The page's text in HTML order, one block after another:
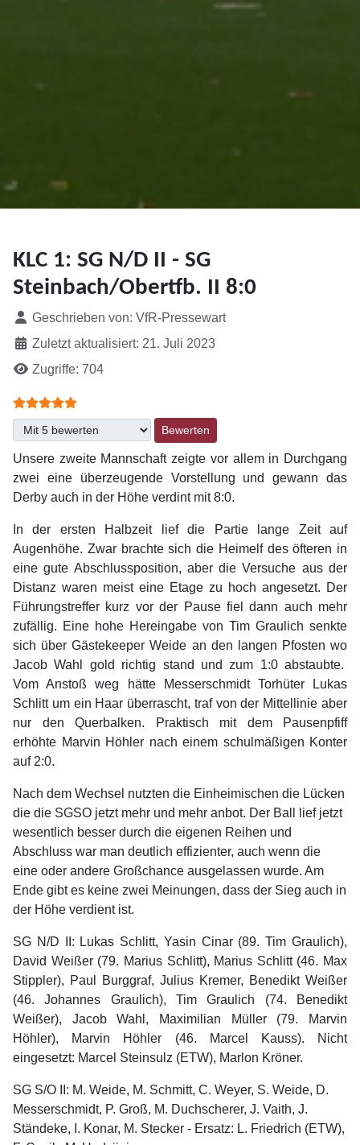
KLC 1: SG N/D II - SG
Steinbach/Obertfb. II 8:0
Details
Geschrieben von: VfR-Pressewart
Zuletzt aktualisiert: 21. Juli 2023
Zugriffe: 704
Bewertung:
Bitte bewerten
Unsere zweite Mannschaft zeigte vor allem in Durchgang
zwei eine überzeugende Vorstellung und gewann das
Derby auch in der Höhe verdint mit 8:0.
In der ersten Halbzeit lief die Partie lange Zeit auf
Augenhöhe. Zwar brachte sich die Heimelf des öfteren in
eine gute Abschlussposition, aber die Versuche aus der
Distanz waren meist eine Etage zu hoch angesetzt. Der
Führungstreffer kurz vor der Pause fiel dann auch mehr
zufällig. Eine hohe Hereingabe von Tim Graulich senkte
sich über Gästekeeper Weide an den langen Pfosten wo
Jacob Wahl gold richtig stand und zum 1:0 abstaubte.
Vom Anstoß weg hätte Messerschmidt Torhüter Lukas
Schlitt um ein Haar überrascht, traf von der Mittellinie aber
nur den Querbalken. Praktisch mit dem Pausenpfiff
erhöhte Marvin Höhler nach einem schulmäßigen Konter
auf 2:0.
Nach dem Wechsel nutzten die Einheimischen die Lücken
die die SGSO jetzt mehr und mehr anbot. Der Ball lief jetzt
wesentlich besser durch die eigenen Reihen und
Abschluss war man deutlich effizienter, auch wenn die
eine oder andere Großchance ausgelassen wurde. Am
Ende gibt es keine zwei Meinungen, dass der Sieg auch in
der Höhe verdient ist.
SG N/D II: Lukas Schlitt, Yasin Cinar (89. Tim Graulich),
David Weißer (79. Marius Schlitt), Marius Schlitt (46. Max
Stippler), Paul Burggraf, Julius Kremer, Benedikt Weißer
(46. Johannes Graulich), Tim Graulich (74. Benedikt
Weißer), Jacob Wahl, Maximilian Müller (79. Marvin
Höhler), Marvin Höhler (46. Marcel Kauss). Nicht
eingesetzt: Marcel Steinsulz (ETW), Marlon Kröner.
SG S/O II: M. Weide, M. Schmitt, C. Weyer, S. Weide, D.
Messerschmidt, P. Groß, M. Duchscherer, J. Vaith, J.
Ständeke, I. Konar, M. Stecker - Ersatz: L. Friedrich (ETW),